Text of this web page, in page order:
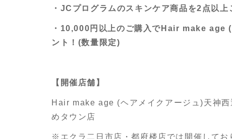
・JCプログラムのスキンケア商品を2点以上
・10,000円以上のご購入でHair make age
ント！(数量限定)
【開催店舗】
Hair make age (ヘアメイクアージュ)天神
めタウン店
※エクラ二日市店・都府楼店では開催してお